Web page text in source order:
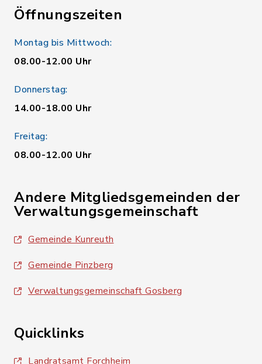
Öffnungszeiten
Montag bis Mittwoch:
08.00-12.00 Uhr
Donnerstag:
14.00-18.00 Uhr
Freitag:
08.00-12.00 Uhr
Andere Mitgliedsgemeinden der
Verwaltungsgemeinschaft
Gemeinde Kunreuth
Gemeinde Pinzberg
Verwaltungsgemeinschaft Gosberg
Quicklinks
Landratsamt Forchheim